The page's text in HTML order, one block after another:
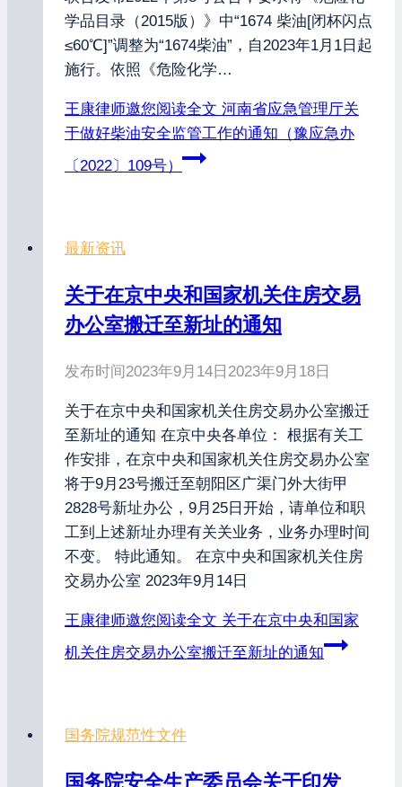
学品目录（2015版）》中“1674 柴油[闭杯闪点
≤60℃]”调整为“1674柴油”，自2023年1月1日起
施行。依照《危险化学…
王康律师邀您阅读全文 河南省应急管理厅关
于做好柴油安全监管工作的通知（豫应急办
〔2022〕109号）
最新资讯
关于在京中央和国家机关住房交易
办公室搬迁至新址的通知
发布时间2023年9月14日 2023年9月18日
关于在京中央和国家机关住房交易办公室搬迁
至新址的通知 在京中央各单位： 根据有关工
作安排，在京中央和国家机关住房交易办公室
将于9月23号搬迁至朝阳区广渠门外大街甲
2828号新址办公，9月25日开始，请单位和职
工到上述新址办理有关关业务，业务办理时间
不变。 特此通知。 在京中央和国家机关住房
交易办公室 2023年9月14日
王康律师邀您阅读全文 关于在京中央和国家
机关住房交易办公室搬迁至新址的通知
国务院规范性文件
国务院安全生产委员会关于印发